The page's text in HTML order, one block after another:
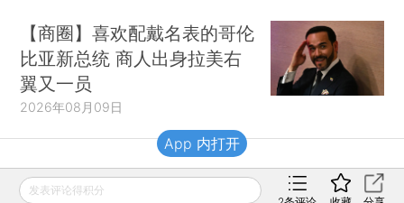
【商圈】喜欢配戴名表的哥伦
比亚新总统 商人出身拉美右
翼又一员
2026年08月09日
财新移动
发表评论得积分
App 内打开